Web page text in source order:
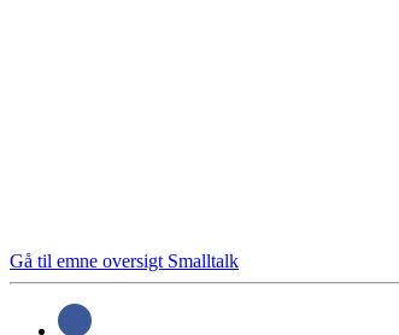
Gå til emne oversigt Smalltalk